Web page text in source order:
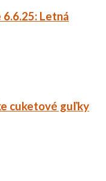
Letná
cuketové guľky